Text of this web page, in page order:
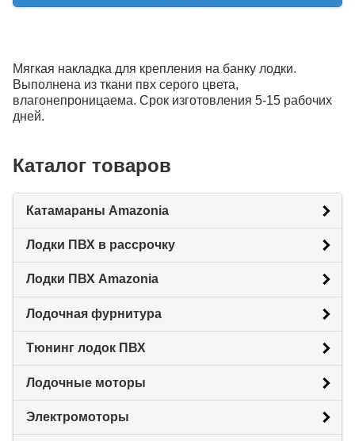
Мягкая накладка для крепления на банку лодки.
Выполнена из ткани пвх серого цвета,
влагонепроницаема. Срок изготовления 5-15 рабочих
дней.
Каталог товаров
Катамараны Amazonia
Лодки ПВХ в рассрочку
Лодки ПВХ Amazonia
Лодочная фурнитура
Тюнинг лодок ПВХ
Лодочные моторы
Электромоторы